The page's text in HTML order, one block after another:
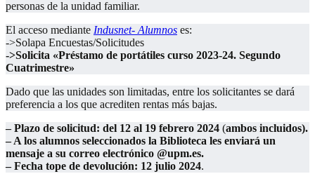
personas de la unidad familiar.
El acceso mediante Indusnet- Alumnos es:
->Solapa Encuestas/Solicitudes
->Solicita «Préstamo de portátiles curso 2023-24. Segundo
Cuatrimestre»
Dado que las unidades son limitadas, entre los solicitantes se dará
preferencia a los que acrediten rentas más bajas.
– Plazo de solicitud: del 12 al 19 febrero 2024 (ambos incluidos).
– A los alumnos seleccionados la Biblioteca les enviará un
mensaje a su correo electrónico @upm.es.
– Fecha tope de devolución: 12 julio 2024.